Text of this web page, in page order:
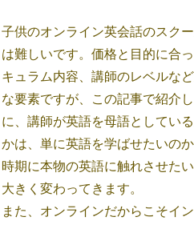
子供のオンライン英会話のスク
は難しいです。価格と目的に合
キュラム内容、講師のレベルな
な要素ですが、この記事で紹介
に、講師が英語を母語としてい
かは、単に英語を学ばせたいの
時期に本物の英語に触れさせた
大きく変わってきます。
また、オンラインだからこそイ